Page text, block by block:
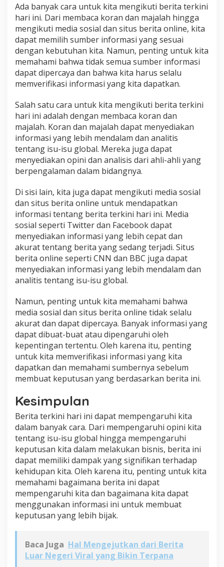
Ada banyak cara untuk kita mengikuti berita terkini
hari ini. Dari membaca koran dan majalah hingga
mengikuti media sosial dan situs berita online, kita
dapat memilih sumber informasi yang sesuai
dengan kebutuhan kita. Namun, penting untuk kita
memahami bahwa tidak semua sumber informasi
dapat dipercaya dan bahwa kita harus selalu
memverifikasi informasi yang kita dapatkan.
Salah satu cara untuk kita mengikuti berita terkini
hari ini adalah dengan membaca koran dan
majalah. Koran dan majalah dapat menyediakan
informasi yang lebih mendalam dan analitis
tentang isu-isu global. Mereka juga dapat
menyediakan opini dan analisis dari ahli-ahli yang
berpengalaman dalam bidangnya.
Di sisi lain, kita juga dapat mengikuti media sosial
dan situs berita online untuk mendapatkan
informasi tentang berita terkini hari ini. Media
sosial seperti Twitter dan Facebook dapat
menyediakan informasi yang lebih cepat dan
akurat tentang berita yang sedang terjadi. Situs
berita online seperti CNN dan BBC juga dapat
menyediakan informasi yang lebih mendalam dan
analitis tentang isu-isu global.
Namun, penting untuk kita memahami bahwa
media sosial dan situs berita online tidak selalu
akurat dan dapat dipercaya. Banyak informasi yang
dapat dibuat-buat atau dipengaruhi oleh
kepentingan tertentu. Oleh karena itu, penting
untuk kita memverifikasi informasi yang kita
dapatkan dan memahami sumbernya sebelum
membuat keputusan yang berdasarkan berita ini.
Kesimpulan
Berita terkini hari ini dapat mempengaruhi kita
dalam banyak cara. Dari mempengaruhi opini kita
tentang isu-isu global hingga mempengaruhi
keputusan kita dalam melakukan bisnis, berita ini
dapat memiliki dampak yang signifikan terhadap
kehidupan kita. Oleh karena itu, penting untuk kita
memahami bagaimana berita ini dapat
mempengaruhi kita dan bagaimana kita dapat
menggunakan informasi ini untuk membuat
keputusan yang lebih bijak.
Baca Juga Hal Mengejutkan dari Berita
Luar Negeri Viral yang Bikin Terpana